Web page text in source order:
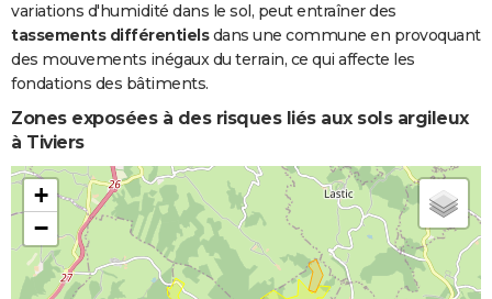
variations d'humidité dans le sol, peut entraîner des
tassements différentielsdans une commune en provoquant
des mouvements inégaux du terrain, ce qui affecte les
fondations des bâtiments.
Zones exposées à des risques liés aux sols argileux
à Tiviers
+
−